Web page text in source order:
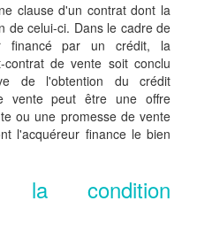
clause d'un contrat dont la
de celui-ci. Dans le cadre de
financé par un crédit, la
contrat de vente soit conclu
de l'obtention du crédit
vente peut être une offre
ou une promesse de vente
l'acquéreur finance le bien
la condition